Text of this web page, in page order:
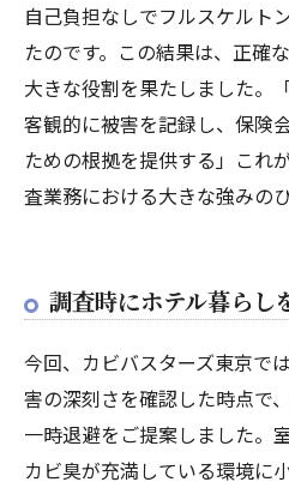
自己負担なしでフルスケルト
たのです。この結果は、正確
大きな役割を果たしました。
客観的に被害を記録し、保険
ための根拠を提供する」これ
査業務における大きな強みのひ
調査時にホテル暮らし
今回、カビバスターズ東京で
害の深刻さを確認した時点で
一時退避をご提案しました。
カビ臭が充満している環境に